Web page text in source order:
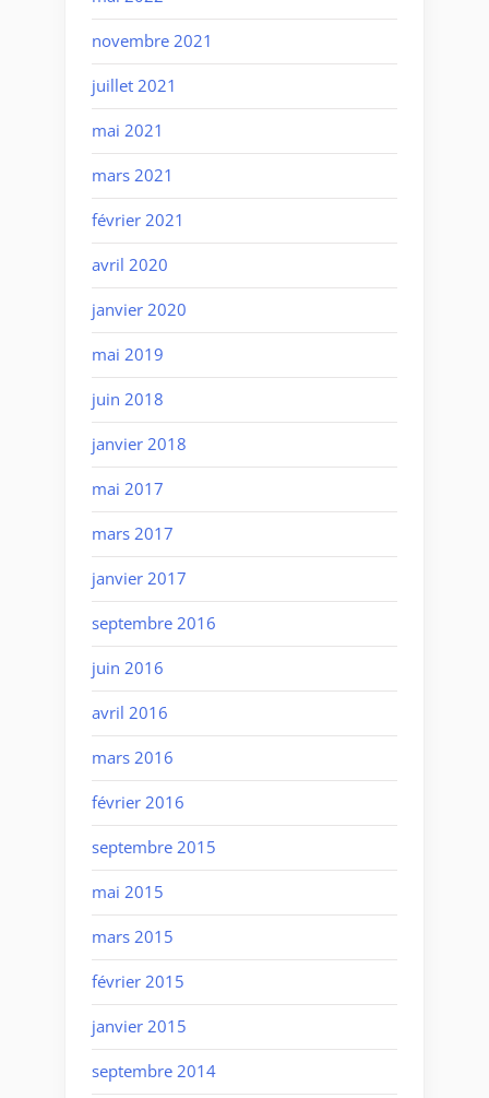
novembre 2021
juillet 2021
mai 2021
mars 2021
février 2021
avril 2020
janvier 2020
mai 2019
juin 2018
janvier 2018
mai 2017
mars 2017
janvier 2017
septembre 2016
juin 2016
avril 2016
mars 2016
février 2016
septembre 2015
mai 2015
mars 2015
février 2015
janvier 2015
septembre 2014